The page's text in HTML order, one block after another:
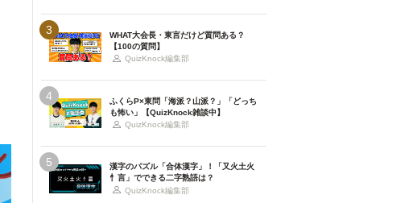
3
WHAT大会長・東言だけど質問ある？
【100の質問】
QuizKnock編集部
4
ふくらP×東問「海派？山派？」「どっち
も怖い」【QuizKnock雑談中】
QuizKnock編集部
5
漢字のパズル「合体漢字」！「又火土火
忄言」でできる二字熟語は？
QuizKnock編集部